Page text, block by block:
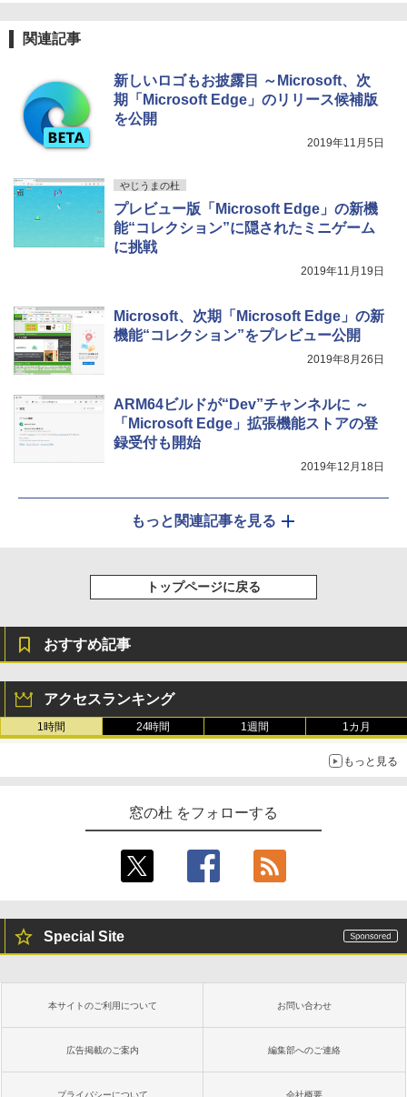
関連記事
新しいロゴもお披露目 ～Microsoft、次
期「Microsoft Edge」のリリース候補版
を公開
2019年11月5日
やじうまの杜
プレビュー版「Microsoft Edge」の新機
能“コレクション”に隠されたミニゲーム
に挑戦
2019年11月19日
Microsoft、次期「Microsoft Edge」の新
機能“コレクション”をプレビュー公開
2019年8月26日
ARM64ビルドが“Dev”チャンネルに ～
「Microsoft Edge」拡張機能ストアの登
録受付も開始
2019年12月18日
もっと関連記事を見る
トップページに戻る
おすすめ記事
アクセスランキング
1時間 24時間 1週間 1カ月
もっと見る
窓の杜 をフォローする
Special Site
本サイトのご利用について お問い合わせ
広告掲載のご案内 編集部へのご連絡